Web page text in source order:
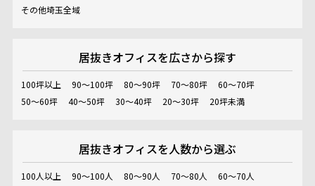
その他埼玉全域
居抜きオフィスを広さから探す
100坪以上 90～100坪 80～90坪 70～80坪
60～70坪
50～60坪
40～50坪 30～40坪 20～30坪 20坪未満
居抜きオフィスを人数から選ぶ
100人以上 90～100人 80～90人 70～80人
60～70人